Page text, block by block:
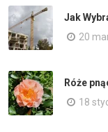
Jak
20
Róże
18